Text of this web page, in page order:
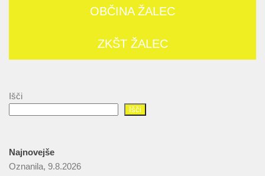
OBČINA ŽALEC
ZKŠT ŽALEC
Išči
Išči
Najnovejše
Oznanila, 9.8.2026